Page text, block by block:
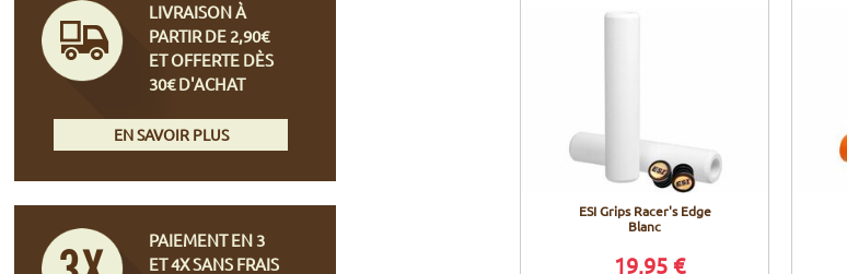
ESI Grips Racer's Edge
Blanc
19,95 €
LIVRAISON À
PARTIR DE 2,90€
ET OFFERTE DÈS
30€ D'ACHAT
EN SAVOIR PLUS
PAIEMENT EN 3
ET 4X SANS FRAIS